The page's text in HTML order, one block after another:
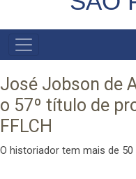
NAVEGADOR
PRINCIPAL
José Jobson de
o 57º título de
FFLCH
O historiador tem mais de